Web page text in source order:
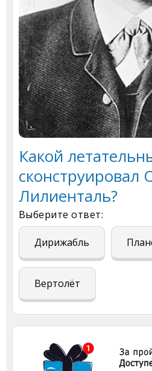
Какой
сконструировал
Лилиенталь?
Выберите ответ:
Дирижабль
Вертолёт